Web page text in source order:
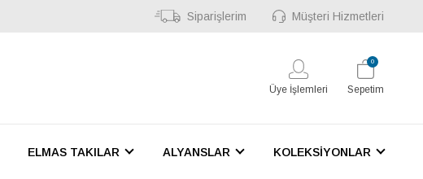
Siparişlerim Müşteri Hizmetleri
Üye İşlemleri Sepetim
0
ELMAS TAKILAR ALYANSLAR KOLEKSİYONLAR